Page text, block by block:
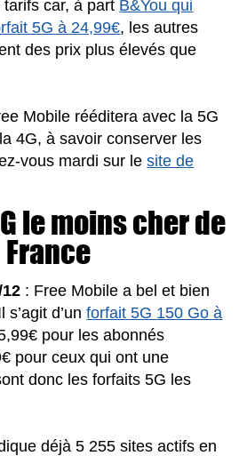
car, à part B&You qui
5G à 24,99€, les autres
des prix plus élevés que
Mobile rééditera avec la 5G
4G, à savoir conserver les
vous mardi sur lesite de
le moins cher de
France
: Free Mobile a bel et bien
s’agit d’unforfait 5G 150 Go à
pour les abonnés
pour ceux qui ont une
donc les forfaits 5G les
déjà 5 255 sites actifs en